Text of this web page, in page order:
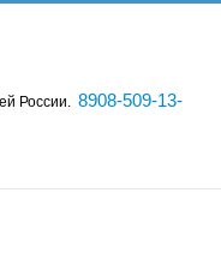
России. 8908-509-13-